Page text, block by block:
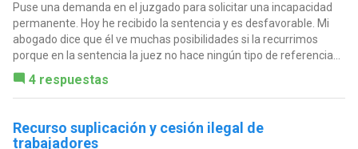
Puse una demanda en el juzgado para solicitar una incapacidad
permanente. Hoy he recibido la sentencia y es desfavorable. Mi
abogado dice que él ve muchas posibilidades si la recurrimos
porque en la sentencia la juez no hace ningún tipo de referencia...
4 respuestas
Recurso suplicación y cesión ilegal de
trabajadores